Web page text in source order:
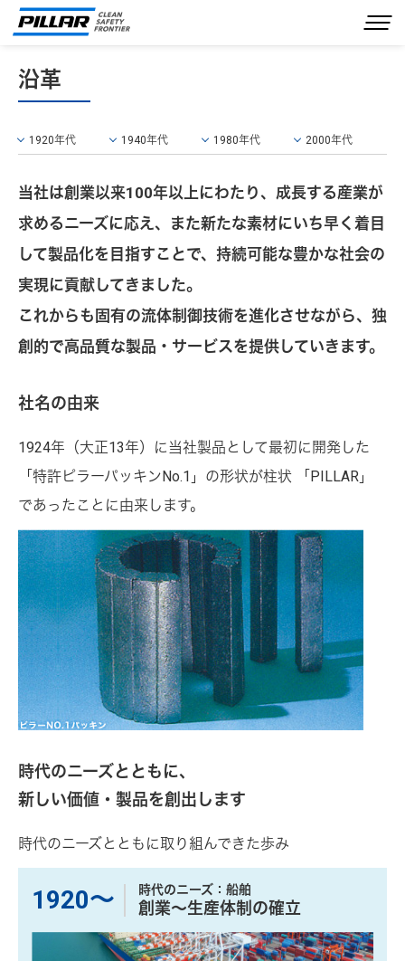
企業情報
製品情報
IR情報
採用情報
お問い合わせ
沿革
1920年代 1940年代 1980年代 2000年代
当社は創業以来100年以上にわたり、成長する産業が
求めるニーズに応え、また新たな素材にいち早く着目
して製品化を目指すことで、持続可能な豊かな社会の
実現に貢献してきました。
これからも固有の流体制御技術を進化させながら、独
創的で高品質な製品・サービスを提供していきます。
社名の由来
1924年（大正13年）に当社製品として最初に開発した
「特許ピラーパッキンNo.1」の形状が柱状 「PILLAR」
であったことに由来します。
時代のニーズとともに、
新しい価値・製品を創出します
時代のニーズとともに取り組んできた歩み
1920〜 時代のニーズ：船舶
創業〜生産体制の確立